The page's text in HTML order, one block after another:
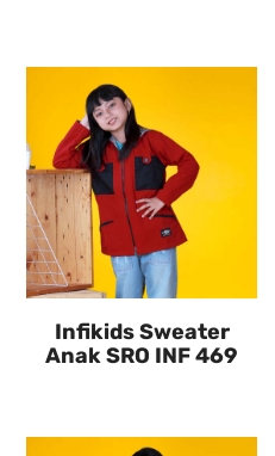
Infikids Sweater
Anak SRO INF 469